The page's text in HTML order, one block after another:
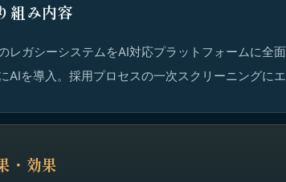
組み内容
レガシーシステムをAI対応プラットフォームに全
AIを導入。採用プロセスの一次スクリーニングに
・効果